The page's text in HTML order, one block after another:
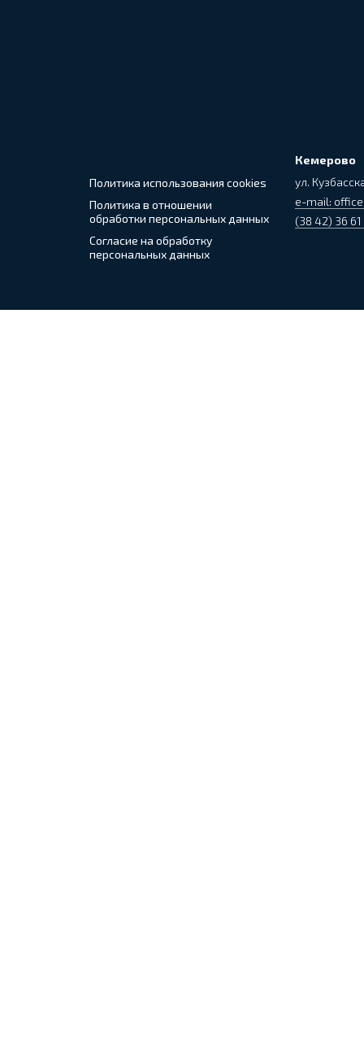
Политика использования cookies
Политика в отношении
обработки персональных данных
Согласие на обработку
персональных данных
Кемерово
ул.
e-mail:
(38 42) 36